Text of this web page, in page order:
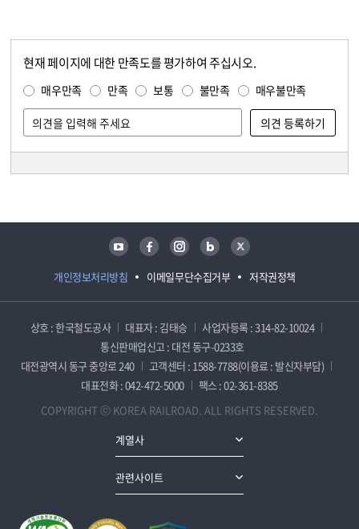
현재 페이지에 대한 만족도를 평가하여 주십시오.
매우만족 만족 보통 불만족 매우불만족
개인정보처리방침 이메일무단수집거부 저작권정책
유튜브 페이스북 인스타그램 블로그 트위터
상호 : 한국철도공사 대표자 : 김태승
사업자등록 : 314-82-10024
통신판매업신고 : 대전 동구-0233호
대전광역시 동구 중앙로 240
고객센터 : 1588-7788(이용료 : 발신자부담)
대표전화 : 042-472-5000
팩스 : 02-361-8385
COPYRIGHT ⓒ KOREA RAILROAD. ALL RIGHTS RESERVED.
계열사
관련사이트